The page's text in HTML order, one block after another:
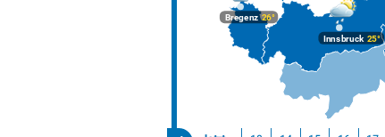
Bregenz26°
Innsbruck25°